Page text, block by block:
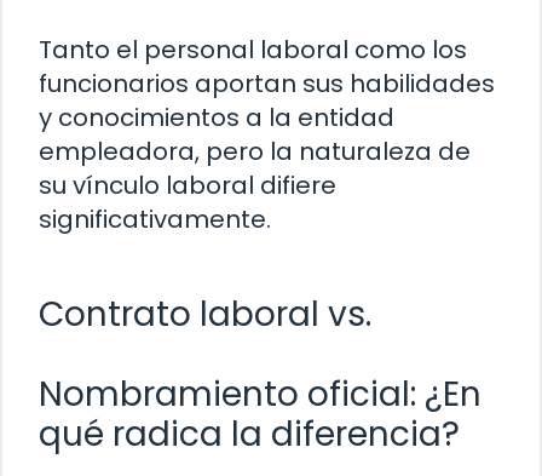
Tanto el personal laboral como los
funcionarios aportan sus habilidades
y conocimientos a la entidad
empleadora, pero la naturaleza de
su vínculo laboral difiere
significativamente.
Contrato laboral vs.
Nombramiento oficial: ¿En
qué radica la diferencia?